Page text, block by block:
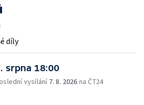
díly
srpna 18:00
vysílání 7. 8. 2026 na ČT24